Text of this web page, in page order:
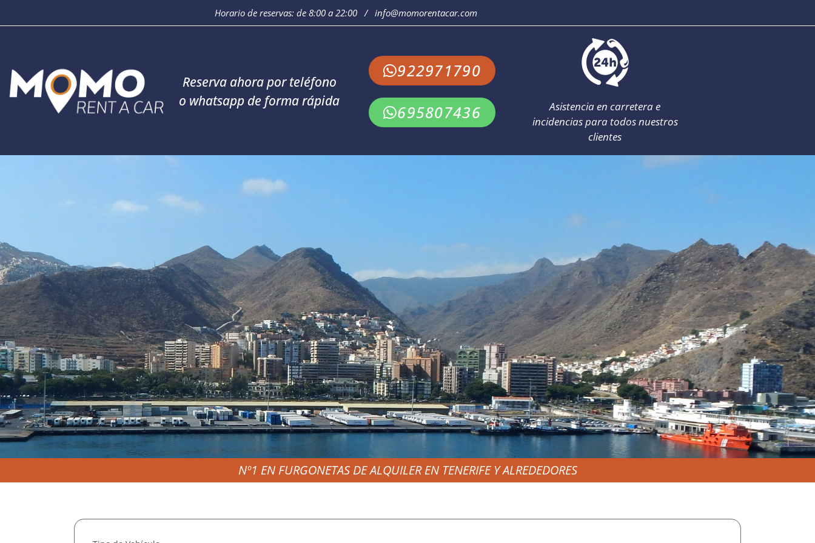
Horario de reservas: de 8:00 a 22:00 / info@momorentacar.com
Reserva ahora por teléfono
o whatsapp de forma rápida
922971790
695807436
Asistencia en carretera e
incidencias para todos nuestros
clientes
Nº1 EN FURGONETAS DE ALQUILER EN TENERIFE Y ALREDEDORES